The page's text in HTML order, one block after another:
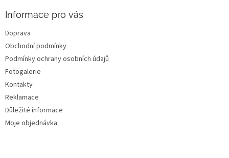
Informace pro vás
Doprava
Obchodní podmínky
Podmínky ochrany osobních údajů
Fotogalerie
Kontakty
Reklamace
Důležité informace
Moje objednávka